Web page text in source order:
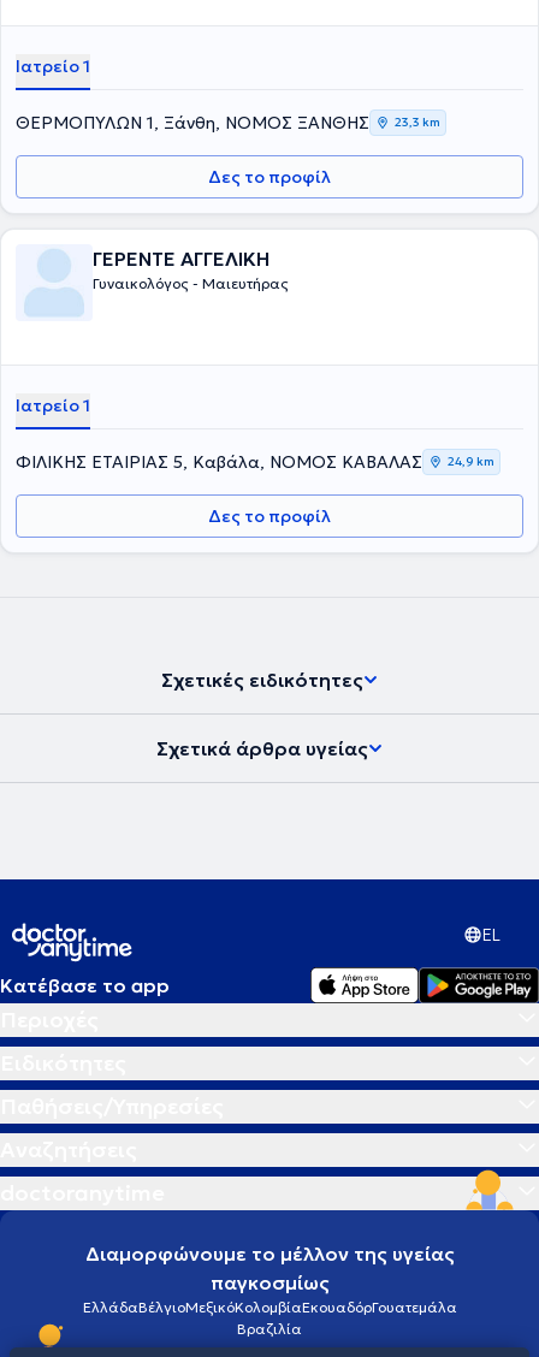
Ιατρείο 1
ΘΕΡΜΟΠΥΛΩΝ 1, Ξάνθη, ΝΟΜΟΣ ΞΑΝΘΗΣ 23,3 km
Δες το προφίλ
ΓΕΡΕΝΤΕ ΑΓΓΕΛΙΚΗ
Γυναικολόγος - Μαιευτήρας
Ιατρείο 1
ΦΙΛΙΚΗΣ ΕΤΑΙΡΙΑΣ 5, Καβάλα, ΝΟΜΟΣ ΚΑΒΑΛΑΣ 24,9 km
Δες το προφίλ
Σχετικές ειδικότητες
Σχετικά άρθρα υγείας
EL
Κατέβασε το app
Διαμορφώνουμε το μέλλον της υγείας
παγκοσμίως
ΕλλάδαΒέλγιοΜεξικόΚολομβίαΕκουαδόρΓουατεμάλα
Βραζιλία